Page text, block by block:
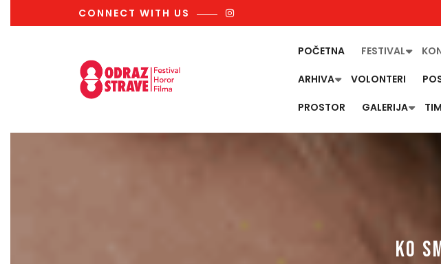
CONNECT WITH US
POČETNA FESTIVAL
ARHIVA VOLONTERI
PROSTOR GALERIJA
KO